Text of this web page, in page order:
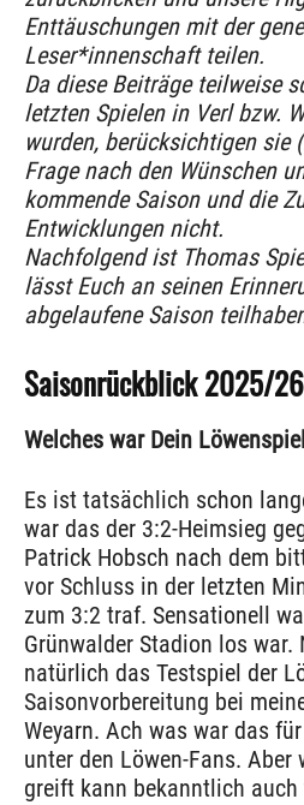
Enttäuschungen mit der
Leser*innenschaft teilen.
Da diese Beiträge teilweise
letzten Spielen in Verl bzw.
wurden, berücksichtigen sie
Frage nach den Wünschen
kommende Saison und die
Entwicklungen nicht.
Nachfolgend ist Thomas
lässt Euch an seinen
abgelaufene Saison
Saisonrückblick 2025/
Welches war Dein
Es ist tatsächlich schon
war das der 3:2-Heimsieg
Patrick Hobsch nach dem
vor Schluss in der letzten
zum 3:2 traf. Sensationell
Grünwalder Stadion los war.
natürlich das Testspiel der
Saisonvorbereitung bei
Weyarn. Ach was war das
unter den Löwen-Fans. Aber
greift kann bekanntlich